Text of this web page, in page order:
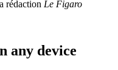
rédaction Le Figaro
any device